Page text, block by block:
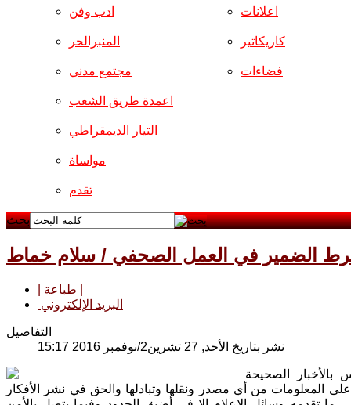
ادب وفن
المنبرالحر
مجتمع مدني
اعلانات
كاريكاتير
فضاءات
اعمدة طريق الشعب
التيار الديمقراطي
مواساة
تقدم
بحث
الضمير في العمل الصحفي / سلام خماط
البريد الإلكتروني
التفاصيل
نشر بتاريخ الأحد, 27 تشرين2/نوفمبر 2016 15:17
بالأخبار الصحيحة
المعلومات من أي مصدر ونقلها وتبادلها والحق في نشر الأفكار